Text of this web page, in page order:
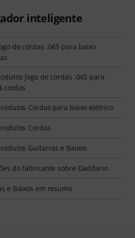
inteligente
de cordas .045 para baixo
Jogo de cordas .045 para
cordas
Cordas para baixo elétrico
Cordas
Guitarras e Baixos
do fabricante sobre Daddario
e Baixos em resumo